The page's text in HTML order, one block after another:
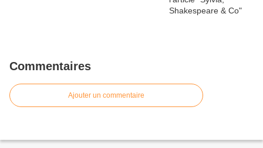
Commentaires
Ajouter un commentaire